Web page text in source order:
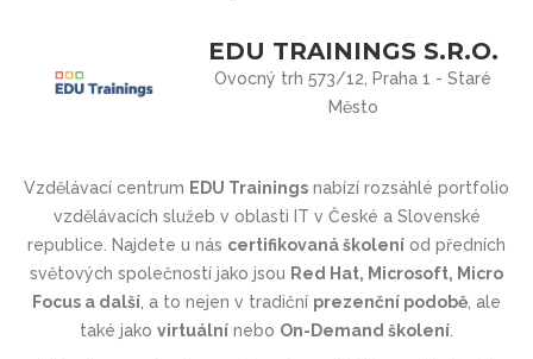
EDU TRAININGS S.R.O.
Ovocný trh 573/12, Praha 1 - Staré
Město
Vzdělávací centrum EDU Trainings nabízí rozsáhlé portfolio
vzdělávacích služeb v oblasti IT v České a Slovenské
republice. Najdete u nás certifikovaná školení od předních
světových společností jako jsou Red Hat, Microsoft, Micro
Focus a další , a to nejen v tradiční prezenční podobě , ale
také jako virtuální nebo On-Demand školení